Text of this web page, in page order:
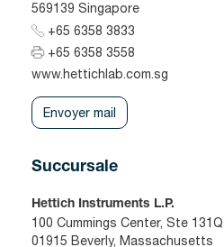
569139 Singapore
+65 6358 3833
+65 6358 3558
www.hettichlab.com.sg
Envoyer mail
Succursale
Hettich Instruments L.P.
100 Cummings Center, Ste 131Q
01915 Beverly, Massachusetts